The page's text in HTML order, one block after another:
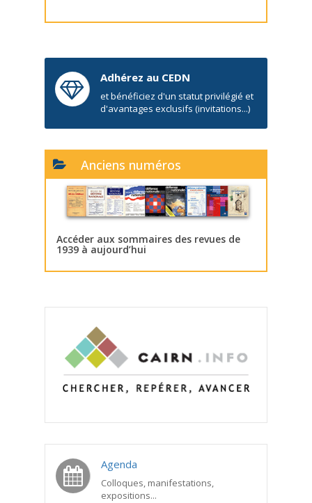
Adhérez au CEDN
et bénéficiez d'un statut privilégié et
d'avantages exclusifs (invitations...)
Anciens numéros
Accéder aux sommaires des revues de
1939 à aujourd’hui
Agenda
Colloques, manifestations,
expositions...